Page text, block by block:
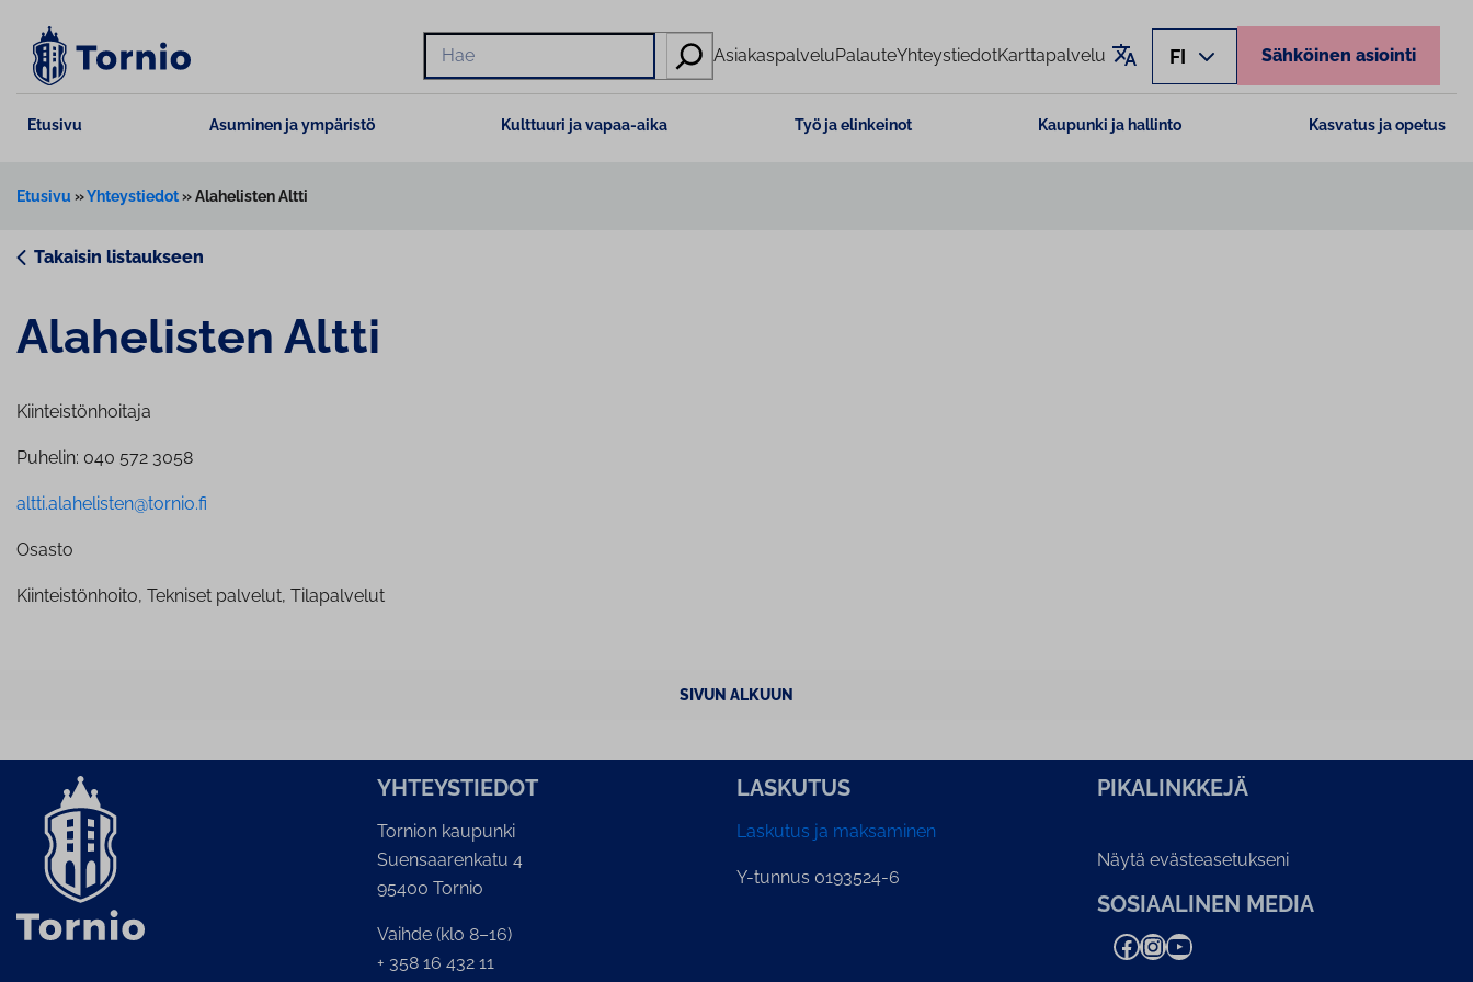
sisältöön
Hae
AsiakaspalveluPalauteYhteystiedotKarttapalvelu Käännä sivu
FI Sähköinen asiointi
Etusivu Asuminen ja ympäristö Kulttuuri ja vapaa-aika Työ ja elinkeinot Kaupunki ja hallinto Kasvatus ja opetus
Etusivu »Yhteystiedot»Alahelisten Altti
Takaisin listaukseen
Alahelisten Altti
Kiinteistönhoitaja
Puhelin: 040 572 3058
altti.alahelisten@tornio.fi
Osasto
Kiinteistönhoito, Tekniset palvelut, Tilapalvelut
SIVUN ALKUUN
YH­TEYS­TIE­DOT
Tornion kaupunki
Suensaarenkatu 4
95400 Tornio
Vaihde (klo 8–16)
+ 358 16 432 11
LASKUTUS
Laskutus ja maksaminen
Y-tunnus 0193524-6
PI­KA­LINK­KE­JÄ
Näytä evästeasetukseni
SOSIAALINEN MEDIA
Facebook InstagramYouTube